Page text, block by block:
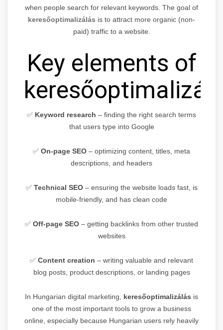
when people search for relevant keywords. The goal of
keresőoptimalizálás is to attract more organic (non-
paid) traffic to a website.
Key elements of
✅ Keyword research – finding the right search terms
that users type into Google
✅ On-page SEO – optimizing content, titles, meta
descriptions, and headers
✅ Technical SEO– ensuring the website loads fast, is
mobile-friendly, and has clean code
✅ Off-page SEO – getting backlinks from other trusted
websites
✅ Content creation – writing valuable and relevant
blog posts, product descriptions, or landing pages
In Hungarian digital marketing, keresőoptimalizálás is
one of the most important tools to grow a business
online, especially because Hungarian users rely heavily